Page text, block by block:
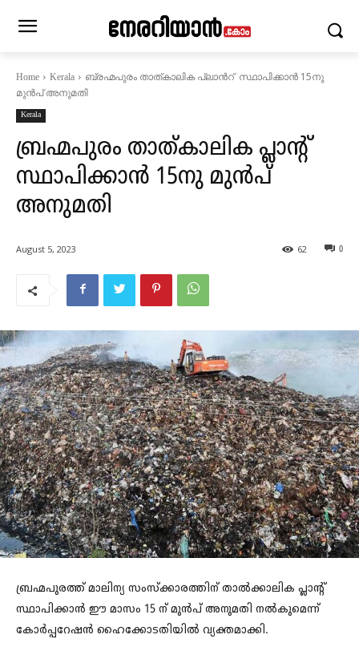
Home Kerala
ബ്രഹ്മപുരം താത്കാലിക പ്ലാന്‍റ് സ്ഥാപിക്കാൻ 15നു
മുൻപ് അനുമതി
Kerala
ബ്രഹ്മപുരം താത്കാലിക പ്ലാന്‍റ്
സ്ഥാപിക്കാൻ 15നു മുൻപ്
അനുമതി
August 5, 2023 0
62
ബ്രഹ്മപുരത്ത് മാലിന്യ സംസ്ക്കാരത്തിന് താൽക്കാലിക പ്ലാന്‍റ്
സ്ഥാപിക്കാൻ ഈ മാസം 15 ന് മുൻപ് അനുമതി നൽകുമെന്ന്
കോർപ്പറേഷൻ ഹൈക്കോടതിയിൽ വ്യക്തമാക്കി.